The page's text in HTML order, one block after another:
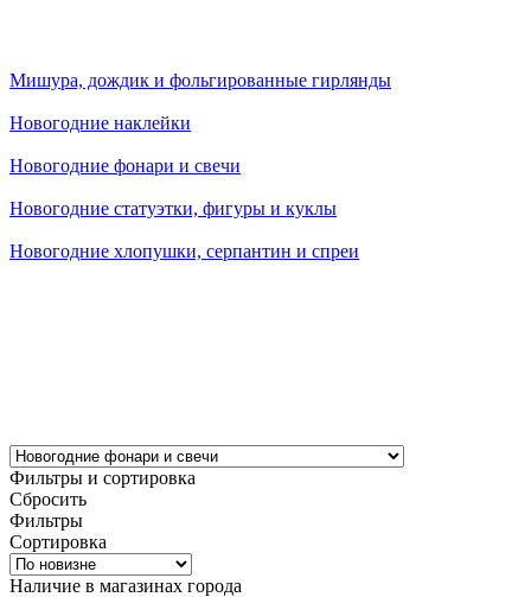
Мишура, дождик и фольгированные гирлянды
Новогодние наклейки
Новогодние фонари и свечи
Новогодние статуэтки, фигуры и куклы
Новогодние хлопушки, серпантин и спреи
Фильтры и сортировка
Сбросить
Фильтры
Сортировка
Наличие в магазинах города